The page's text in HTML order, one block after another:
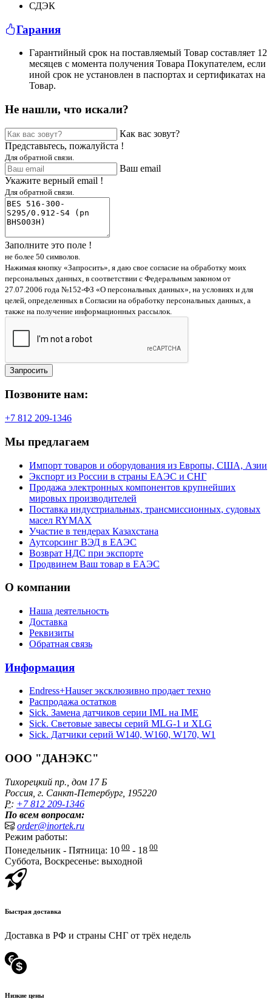
СДЭК
Гарания
Гарантийный срок на поставляемый Товар составляет 12
месяцев с момента получения Товара Покупателем, если
иной срок не установлен в паспортах и сертификатах на
Товар.
Не нашли, что искали?
Как вас зовут?
Представьтесь, пожалуйста !
Для обратной связи.
Ваш email
Укажите верный email !
Для обратной связи.
Заполните это поле !
не более 50 символов.
Нажимая кнопку «Запросить», я даю свое согласие на обработку моих
персональных данных, в соответствии с Федеральным законом от
27.07.2006 года №152-ФЗ «О персональных данных», на условиях и для
целей, определенных в Согласии на обработку персональных данных, а
также на получение информационных рассылок.
Запросить
Позвоните нам:
+7 812 209-1346
Мы предлагаем
Импорт товаров и оборудования из Европы, США, Азии
Экспорт из России в страны ЕАЭС и СНГ
Продажа электронных компонентов крупнейших
мировых производителей
Поставка индустриальных, трансмиссионных, судовых
масел RYMAX
Участие в тендерах Казахстана
Аутсорсинг ВЭД в ЕАЭС
Возврат НДС при экспорте
Продвинем Ваш товар в ЕАЭС
О компании
Наша деятельность
Доставка
Реквизиты
Обратная связь
Информация
Endress+Hauser эксклюзивно продает техно
Распродажа остатков
Sick. Замена датчиков серии IML на IME
Sick. Световые завесы серий MLG-1 и XLG
Sick. Датчики серий W140, W160, W170, W1
ООО "ДАНЭКС"
Тихорецкий пр., дом 17 Б
Россия, г. Санкт-Петербург, 195220
P: +7 812 209-1346
По всем вопросам:
order@inortek.ru
Режим работы:
Понедельник - Пятница: 10 00 - 18 00
Суббота, Воскресенье: выходной
Быстрая доставка
Доставка в РФ и страны СНГ от трёх недель
Низкие цены